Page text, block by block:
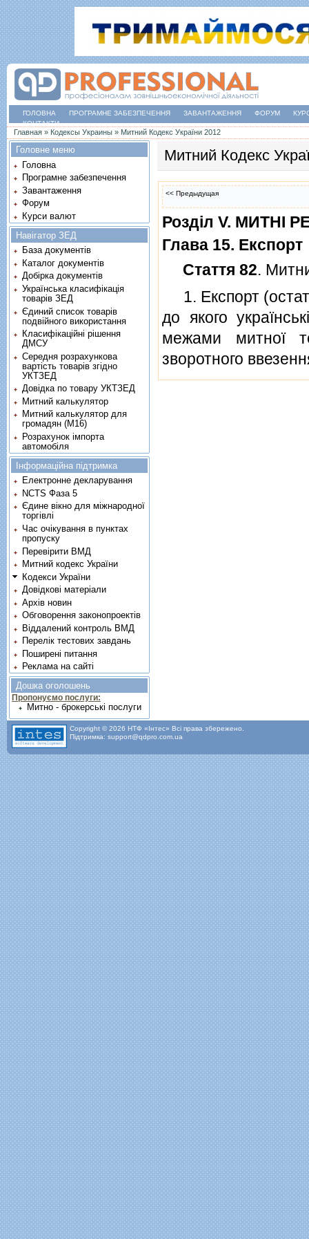
ГОЛОВНА ПРОГРАМНЕ ЗАБЕЗПЕЧЕННЯ ЗАВАНТАЖЕННЯ ФОРУМ
КОНТАКТИ
Ви є тут
Главная » Кодексы Украины » Митний Кодекс України 2012
Митний Кодекс
<< Предыдущая
Роздiл V. МИТНI
Глава 15. Експорт
Стаття 82.
1. Експорт
до якого
межами митної
зворотного
Головне меню
Головна
Програмне забезпечення
Завантаження
Форум
Курси валют
Навігатор ЗЕД
База документів
Каталог документів
Добірка документів
Українська класифікація
товарів ЗЕД
Єдиний список товарів
подвійного використання
Класифікаційні рішення
ДМСУ
Середня розрахункова
вартість товарів згідно
УКТЗЕД
Довідка по товару УКТЗЕД
Митний калькулятор
Митний калькулятор для
громадян (М16)
Розрахунок імпорта
автомобіля
Інформаційна підтримка
Електронне декларування
NCTS Фаза 5
Єдине вікно для міжнародної
торгівлі
Час очікування в пунктах
пропуску
Перевірити ВМД
Митний кодекс України
Кодекси України
Довідкові матеріали
Архів новин
Обговорення законопроектів
Віддалений контроль ВМД
Перелік тестових завдань
Поширені питання
Реклама на сайті
Дошка оголошень
Пропонуємо послуги:
Митно - брокерські послуги
Copyright © 2026 НТФ «Інтес» Всі права збережено.
Підтримка: support@qdpro.com.ua